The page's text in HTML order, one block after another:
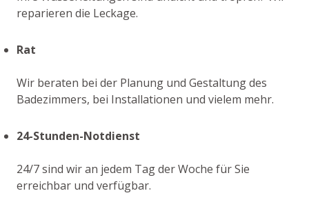
reparieren die Leckage.
Rat
Wir beraten bei der Planung und Gestaltung des
Badezimmers, bei Installationen und vielem mehr.
24-Stunden-Notdienst
24/7 sind wir an jedem Tag der Woche für Sie
erreichbar und verfügbar.